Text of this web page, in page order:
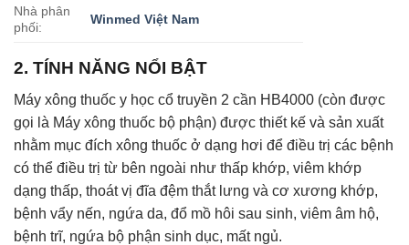
Nhà phân
phối:
Winmed Việt Nam
2. TÍNH NĂNG NỔI BẬT
Máy xông thuốc y học cổ truyền 2 cần HB4000 (còn được
gọi là Máy xông thuốc bộ phận) được thiết kế và sản xuất
nhằm mục đích xông thuốc ở dạng hơi để điều trị các bệnh
có thể điều trị từ bên ngoài như thấp khớp, viêm khớp
dạng thấp, thoát vị đĩa đệm thắt lưng và cơ xương khớp,
bệnh vẩy nến, ngứa da, đổ mồ hôi sau sinh, viêm âm hộ,
bệnh trĩ, ngứa bộ phận sinh dục, mất ngủ.